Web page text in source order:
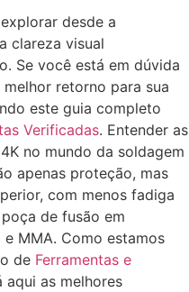
desde a
clareza visual
Se você está em dúvida
retorno para sua
este guia completo
Verificadas. Entender as
no mundo da soldagem
apenas proteção, mas
com menos fadiga
de fusão em
e MMA. Como estamos
de Ferramentas e
aqui as melhores